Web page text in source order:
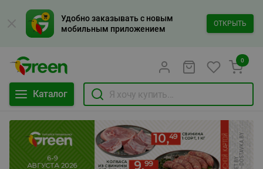
Удобно заказывать с новым
мобильным приложением
ОТКРЫТЬ
Каталог
0